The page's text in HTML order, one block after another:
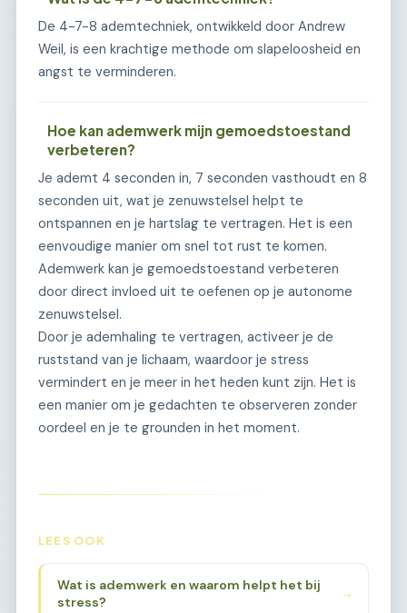
De 4-7-8 ademtechniek, ontwikkeld door Andrew
Weil, is een krachtige methode om slapeloosheid en
angst te verminderen.
Hoe kan ademwerk mijn gemoedstoestand
verbeteren?
Je ademt 4 seconden in, 7 seconden vasthoudt en 8
seconden uit, wat je zenuwstelsel helpt te
ontspannen en je hartslag te vertragen. Het is een
eenvoudige manier om snel tot rust te komen.
Ademwerk kan je gemoedstoestand verbeteren
door direct invloed uit te oefenen op je autonome
zenuwstelsel.
Door je ademhaling te vertragen, activeer je de
ruststand van je lichaam, waardoor je stress
vermindert en je meer in het heden kunt zijn. Het is
een manier om je gedachten te observeren zonder
oordeel en je te grounden in het moment.
LEES OOK
Wat is ademwerk en waarom helpt het bij
stress?
→